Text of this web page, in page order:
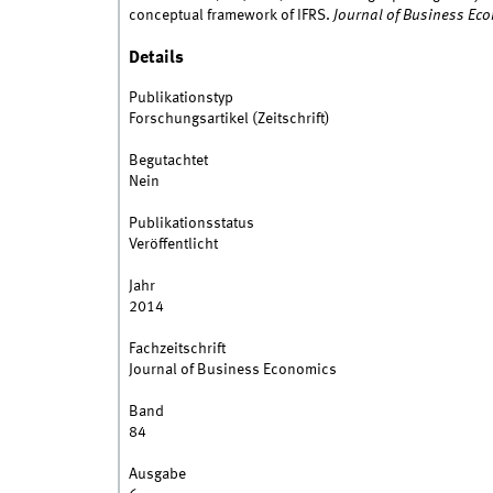
conceptual framework of IFRS. Journal of Business
Details
Publikationstyp
Forschungsartikel (Zeitschrift)
Begutachtet
Nein
Publikationsstatus
Veröffentlicht
Jahr
2014
Fachzeitschrift
Journal of Business Economics
Band
84
Ausgabe